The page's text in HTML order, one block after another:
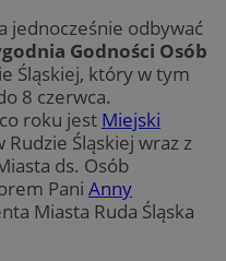
jednocześnie odbywać
Godności Osób
Śląskiej, który w tym
8 czerwca.
roku jest Miejski
Rudzie Śląskiej wraz z
ds. Osób
Pani Anny
Miasta Ruda Śląska